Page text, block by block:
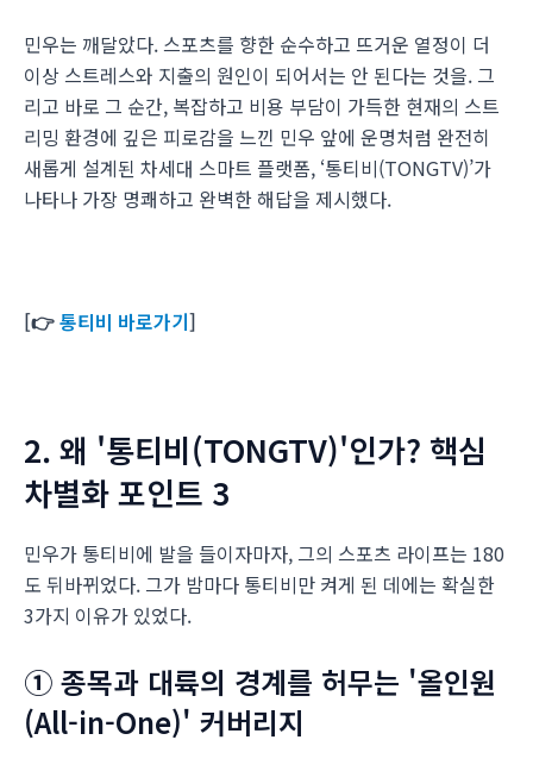
민우는 깨달았다. 스포츠를 향한 순수하고 뜨거운 열정이 더
이상 스트레스와 지출의 원인이 되어서는 안 된다는 것을. 그
리고 바로 그 순간, 복잡하고 비용 부담이 가득한 현재의 스트
리밍 환경에 깊은 피로감을 느낀 민우 앞에 운명처럼 완전히
새롭게 설계된 차세대 스마트 플랫폼, ‘통티비(TONGTV)’가
나타나 가장 명쾌하고 완벽한 해답을 제시했다.
[👉통티비 바로가기]
2. 왜 '통티비(TONGTV)'인가? 핵심
차별화 포인트 3
민우가 통티비에 발을 들이자마자, 그의 스포츠 라이프는 180
도 뒤바뀌었다. 그가 밤마다 통티비만 켜게 된 데에는 확실한
3가지 이유가 있었다.
① 종목과 대륙의 경계를 허무는 '올인원
(All-in-One)' 커버리지